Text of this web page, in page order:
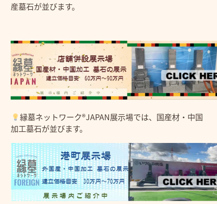
産墓石が並びます。
縁墓ネットワーク®JAPAN展示場では、国産材・中国
加工墓石が並びます。